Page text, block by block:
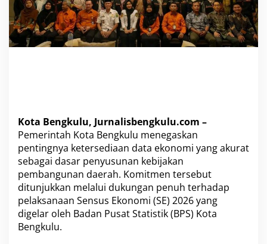
L
a
p
a
t
u
k
S
e
n
u
s
E
Kota Bengkulu, Jurnalisbengkulu.com –
Pemerintah Kota Bengkulu menegaskan
pentingnya ketersediaan data ekonomi yang akurat
sebagai dasar penyusunan kebijakan
pembangunan daerah. Komitmen tersebut
ditunjukkan melalui dukungan penuh terhadap
pelaksanaan Sensus Ekonomi (SE) 2026 yang
digelar oleh Badan Pusat Statistik (BPS) Kota
Bengkulu.